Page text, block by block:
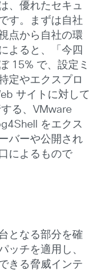
、優れたセキュ
す。まずは自社
点から自社の環
よると、「今四
15% で、設定ミ
定やエクスプロ
サイトに対して
る、VMware
をエクス
バーや公開され
によるもので
となる部分を確
ッチを適用し、
きる脅威インテ